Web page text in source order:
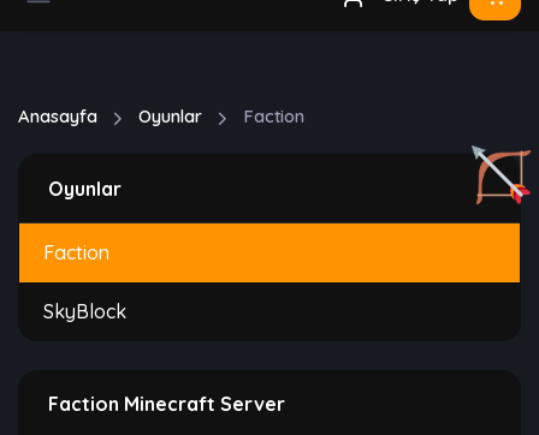
Anasayfa Oyunlar Faction
Oyunlar
Faction
SkyBlock
Faction Minecraft Server